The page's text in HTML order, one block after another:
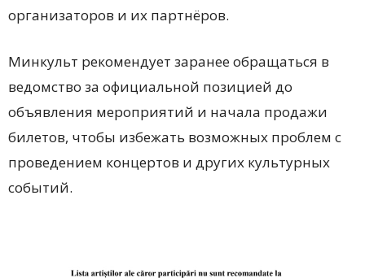
организаторов и их партнёров.
Минкульт рекомендует заранее обращаться в
ведомство за официальной позицией до
объявления мероприятий и начала продажи
билетов, чтобы избежать возможных проблем с
проведением концертов и других культурных
событий.